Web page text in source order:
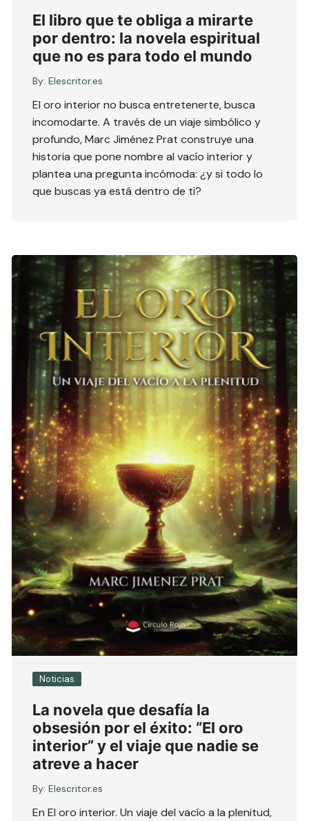
El libro que te obliga a mirarte
por dentro: la novela espiritual
que no es para todo el mundo
By: Elescritor.es
El oro interior no busca entretenerte, busca
incomodarte. A través de un viaje simbólico y
profundo, Marc Jiménez Prat construye una
historia que pone nombre al vacío interior y
plantea una pregunta incómoda: ¿y si todo lo
que buscas ya está dentro de ti?
Noticias
La novela que desafía la
obsesión por el éxito: “El oro
interior” y el viaje que nadie se
atreve a hacer
By: Elescritor.es
En El oro interior. Un viaje del vacío a la plenitud,